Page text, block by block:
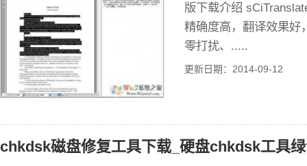
版下载介绍
精确度高，翻译效果好
零打扰、.....
更新日期：2014-09-12
chkdsk磁盘修复工具下载_硬盘chkdsk工具